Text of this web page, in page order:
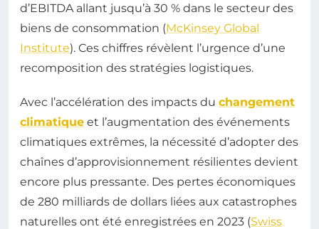
d’EBITDA allant jusqu’à 30 % dans le secteur des
biens de consommation (McKinsey Global
Institute). Ces chiffres révèlent l’urgence d’une
recomposition des stratégies logistiques.
Avec l’accélération des impacts du changement
climatique et l’augmentation des événements
climatiques extrêmes, la nécessité d’adopter des
chaînes d’approvisionnement résilientes devient
encore plus pressante. Des pertes économiques
de 280 milliards de dollars liées aux catastrophes
naturelles ont été enregistrées en 2023 (Swiss